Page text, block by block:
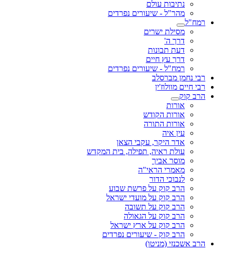
נתיבות עולם
מהר"ל - שיעורים נפרדים
רמח"ל
מסילת ישרים
דרך ה'
דעת תבונות
דרך עץ חיים
רמח"ל - שיעורים נפרדים
רבי נחמן מברסלב
רבי חיים מוולוז'ין
הרב קוק
אורות
אורות הקודש
אורות התורה
עין איה
אדר היקר, עקבי הצאן
עולת ראיה, תפילה, בית המקדש
מוסר אביך
מאמרי הראי"ה
לנבוכי הדור
הרב קוק על פרשת שבוע
הרב קוק על מועדי ישראל
הרב קוק על תשובה
הרב קוק על הגאולה
הרב קוק על ארץ ישראל
הרב קוק - שיעורים נפרדים
הרב אשכנזי (מניטו)